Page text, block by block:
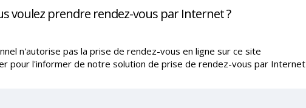
voulez prendre rendez-vous par Internet ?
n'autorise pas la prise de rendez-vous en ligne sur ce site
pour l'informer de notre solution de prise de rendez-vous par Internet